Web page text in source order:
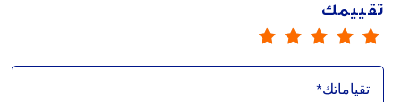
تقييمك